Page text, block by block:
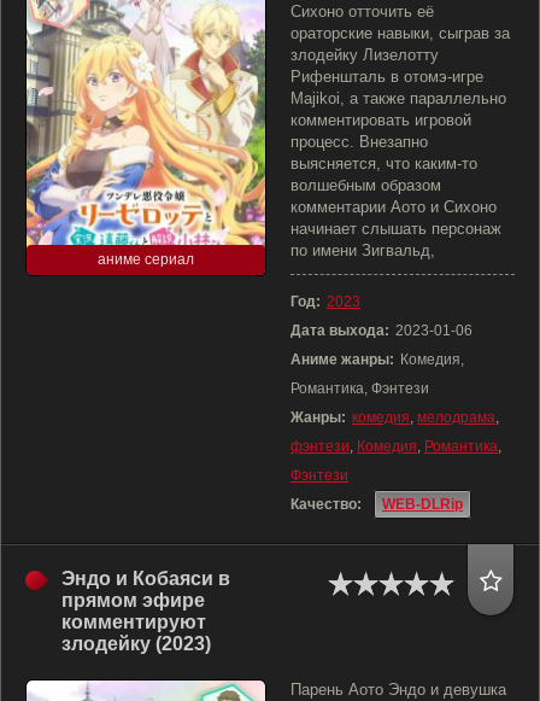
аниме сериал
Сихоно отточить её
ораторские навыки, сыграв за
злодейку Лизелотту
Рифеншталь в отомэ-игре
Majikoi, а также параллельно
комментировать игровой
процесс. Внезапно
выясняется, что каким-то
волшебным образом
комментарии Аото и Сихоно
начинает слышать персонаж
по имени Зигвальд,
Год: 2023
Дата выхода: 2023-01-06
Аниме жанры: Комедия,
Романтика, Фэнтези
Жанры: комедия, мелодрама,
фэнтези, Комедия, Романтика,
Фэнтези
Качество:
WEB-DLRip
Эндо и Кобаяси в
прямом эфире
комментируют
злодейку (2023)
Парень Аото Эндо и девушка